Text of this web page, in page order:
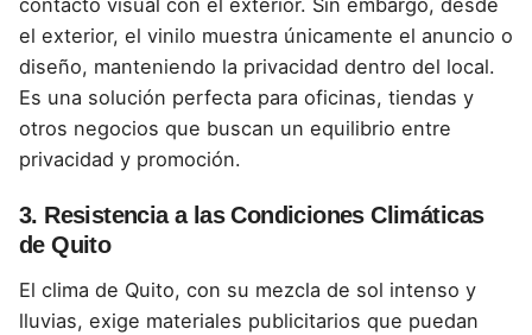
el exterior, el vinilo muestra únicamente el anuncio o
diseño, manteniendo la privacidad dentro del local.
Es una solución perfecta para oficinas, tiendas y
otros negocios que buscan un equilibrio entre
privacidad y promoción.
3. Resistencia a las Condiciones Climáticas
de Quito
El clima de Quito, con su mezcla de sol intenso y
lluvias, exige materiales publicitarios que puedan